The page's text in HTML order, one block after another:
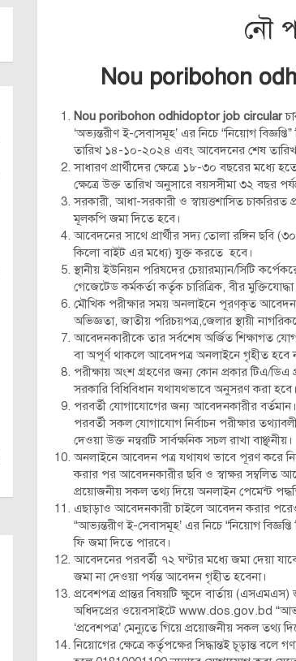
নৌ
Nou poribohon
Nou poribohon odhidoptor job circular
‘অভ্যন্তরীণ ই-সেবাসমূহ’ এর নিচে “নিয়োগ
তারিখ ১৪-১০-২০২৪ এবং আবেদনের শেষ
সাধারণ প্রার্থীদের ক্ষেত্রে ১৮-৩০ বছরের মধ্যে
ক্ষেত্রে উক্ত তারিখ অনুসারে বয়সসীমা ৩২ বছর
সরকারী, আধা-সরকারী ও স্বায়ত্তশাসিত
মূলকপি জমা দিতে হবে।
আবেদনের সাথে প্রার্থীর সদ্য তোলা রঙ্গিন ছবি
কিলো বাইট এর মধ্যে) যুক্ত করতে হবে।
স্থানীয় ইউনিয়ন পরিষদের চেয়ারম্যান/সিটি
গেজেটেড কর্মকর্তা কর্তৃক চারিত্রিক, বীর
মৌখিক পরীক্ষার সময় অনলাইনে পূরণকৃত আবেদন
অভিজ্ঞতা, জাতীয় পরিচয়পত্র,জেলার স্থায়ী
আবেদনকারীকে তার সর্বশেষ অর্জিত শিক্ষাগত
বা অপূর্ণ থাকলে আবেদপত্র অনলাইনে গৃহীত হবে
পরীক্ষায় অংশ গ্রহণের জন্য কোন প্রকার টিএ/ডিএ
সরকারি বিধিবিধান যথাযথভাবে অনুসরণ করা হবে।
পরবর্তী যোগাযোগের জন্য আবেদনকারীর
পরবর্তী সকল যোগাযোগ নির্বাচন পরীক্ষার
দেওয়া উক্ত নন্বরটি সার্বক্ষনিক সচল রাখা বাঞ্ছনীয়।
অনলাইনে আবেদন পত্র যথাযথ ভাবে পূরণ করে
করার পর আবেদনকারীর ছবি ও স্বাক্ষর সম্বলিত
প্রয়োজনীয় সকল তথ্য দিয়ে অনলাইন পেমেন্ট
এছাড়াও আবেদনকারী চাইলে আবেদন করার
“আভ্যন্তরীণ ই-সেবাসমূহ’ এর নিচে “নিয়োগ
ফি জমা দিতে পারবে।
আবেদনের পরবর্তী ৭২ ঘণ্টার মধ্যে জমা দেয়া
জমা না দেওয়া পর্যন্ত আবেদন গৃহীত হবেনা।
প্রবেশপত্র প্রান্তর বিষয়টি ক্ষুদে বার্তায়
অধিদপ্রের ওয়েবসাইটে www.dos.gov.bd
‘প্রবেশপত্র’ মেন্যুতে গিয়ে প্রয়োজনীয় সকল তথ্য
নিয়োগের ক্ষেত্রে কর্তৃপক্ষের সিদ্ধান্তই চূড়ান্ত